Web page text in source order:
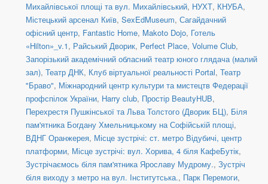
Михайлівської площі та вул. Михайлівський, НУХТ, КНУБА,
Містецький арсенал Київ, SexEdMuseum, Сагайдачний
офісний центр, Fantastic Home, Makoto Dojo, Готель
«Hilton»_v.1, Райський Дворик, Perfect Place, Volume Club,
Запорізький академічний обласний театр юного глядача (малий
зал), Театр ДНК, Клуб віртуальної реальності Portal, Театр
"Браво", Міжнародний центр культури та мистецтв Федерації
профспілок України, Harry club, Простір BeautyHUB,
Перехрестя Пушкінської та Льва Толстого (Дворик БЦ), Біля
пам'ятника Богдану Хмельницькому на Софійській площі,
ВДНГ Оранжерея, Місце зустрічі: ст. метро Відубичі, центр
платформи, Місце зустрічі: вул. Хорива, 4 біля КафеБутік,
Зустрічаємось біля пам'ятника Ярославу Мудрому., Зустріч
біля виходу з метро на вул. Інститутська., Парк Перемоги,